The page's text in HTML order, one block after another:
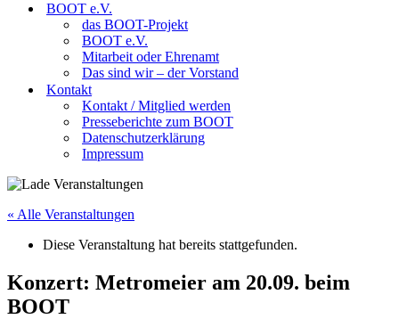
BOOT e.V.
das BOOT-Projekt
BOOT e.V.
Mitarbeit oder Ehrenamt
Das sind wir – der Vorstand
Kontakt
Kontakt / Mitglied werden
Presseberichte zum BOOT
Datenschutzerklärung
Impressum
« Alle Veranstaltungen
Diese Veranstaltung hat bereits stattgefunden.
Konzert: Metromeier am 20.09. beim
BOOT